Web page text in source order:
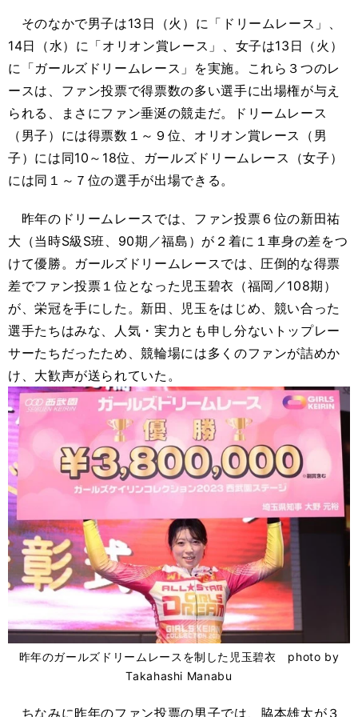
そのなかで男子は13日（火）に「ドリームレース」、
14日（水）に「オリオン賞レース」、女子は13日（火）
に「ガールズドリームレース」を実施。これら３つのレ
ースは、ファン投票で得票数の多い選手に出場権が与え
られる、まさにファン垂涎の競走だ。ドリームレース
（男子）には得票数１～９位、オリオン賞レース（男
子）には同10～18位、ガールズドリームレース（女子）
には同１～７位の選手が出場できる。
昨年のドリームレースでは、ファン投票６位の新田祐
大（当時S級S班、90期／福島）が２着に１車身の差をつ
けて優勝。ガールズドリームレースでは、圧倒的な得票
差でファン投票１位となった児玉碧衣（福岡／108期）
が、栄冠を手にした。新田、児玉をはじめ、競い合った
選手たちはみな、人気・実力とも申し分ないトップレー
サーたちだったため、競輪場には多くのファンが詰めか
け、大歓声が送られていた。
昨年のガールズドリームレースを制した児玉碧衣 photo by
Takahashi Manabu
ちなみに昨年のファン投票の男子では、脇本雄太が３